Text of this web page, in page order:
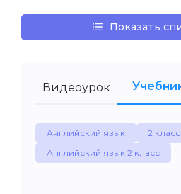
Показать
Видеоурок
Английский язык
2 класс
Английский язык 2 класс